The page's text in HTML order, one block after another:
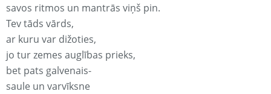
savos ritmos un mantrās viņš pin.
Tev tāds vārds,
ar kuru var dižoties,
jo tur zemes auglības prieks,
bet pats galvenais-
saule un varvīksne